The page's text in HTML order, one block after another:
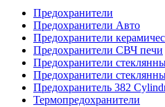
Предохранители
Предохранители Авто
Предохранители
Предохранители СВЧ печи
Предохранители
Предохранители
Предохранитель 382
Термопредохранители